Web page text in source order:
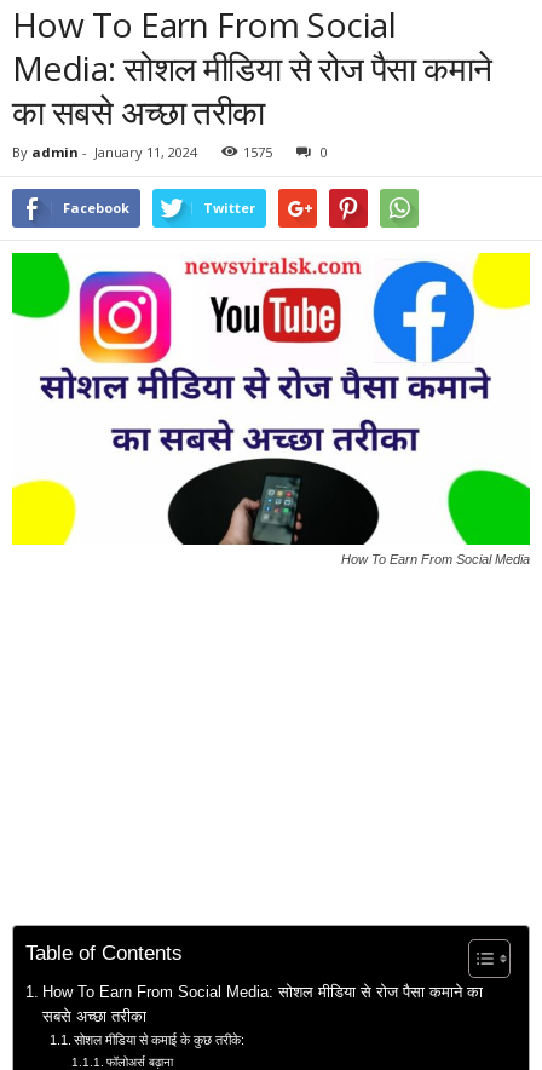
How To Earn From Social
Media: सोशल मीडिया से रोज पैसा कमाने
का सबसे अच्छा तरीका
By admin - January 11, 2024 1575 0
Facebook Twitter
How To Earn From Social Media
Table of Contents
How To Earn From Social Media: सोशल मीडिया से रोज पैसा कमाने का
सबसे अच्छा तरीका
सोशल मीडिया से कमाई के कुछ तरीके:
फॉलोअर्स बढ़ाना